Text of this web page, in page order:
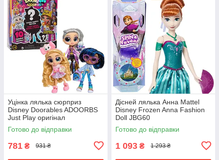
Уцінка лялька сюрприз
Disney Doorables ADOORBS
Just Play оригінал
Готово до відправки
781 ₴ 931 ₴
Дісней лялька Анна Mattel
Disney Frozen Anna Fashion
Doll JBG60
Готово до відправки
1 093 ₴ 1 293 ₴